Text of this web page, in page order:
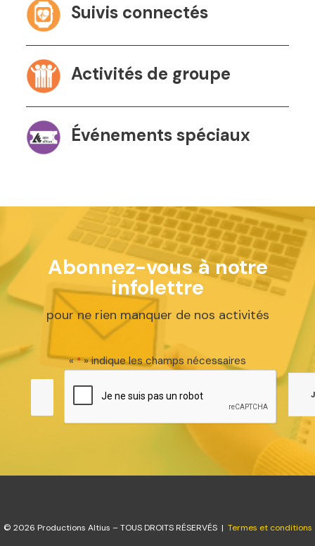
Suivis connectés
Activités de groupe
Événements spéciaux
Abonnez-vous à notre
infolettre
pour ne rien manquer de nos activités
«*» indique les champs nécessaires
© 2026 Productions Altius – TOUS DROITS RÉSERVÉS | Termes et conditions